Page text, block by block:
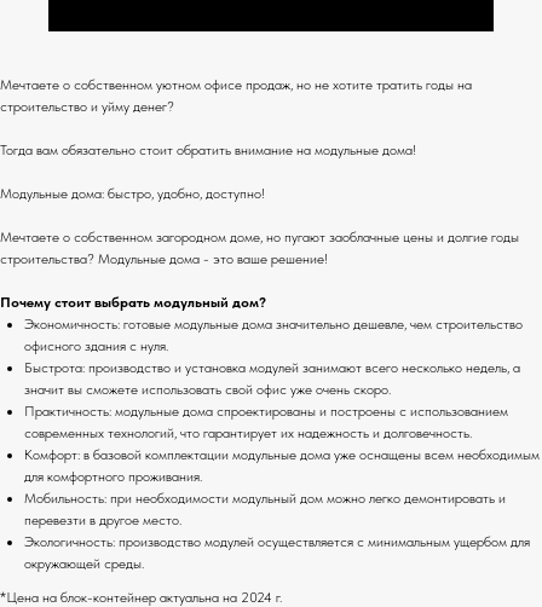
Мечтаете о собственном уютном офисе продаж, но не хотите тратить годы на
строительство и уйму денег?
Тогда вам обязательно стоит обратить внимание на модульные дома!
Модульные дома: быстро, удобно, доступно!
Мечтаете о собственном загородном доме, но пугают заоблачные цены и долгие годы
строительства? Модульные дома - это ваше решение!
Почему стоит выбрать модульный дом?
Экономичность: готовые модульные дома значительно дешевле, чем строительство
офисного здания с нуля.
Быстрота: производство и установка модулей занимают всего несколько недель, а
значит вы сможете использовать свой офис уже очень скоро.
Практичность: модульные дома спроектированы и построены с использованием
современных технологий, что гарантирует их надежность и долговечность.
Комфорт: в базовой комплектации модульные дома уже оснащены всем необходимым
для комфортного проживания.
Мобильность: при необходимости модульный дом можно легко демонтировать и
перевезти в другое место.
Экологичность: производство модулей осуществляется с минимальным ущербом для
окружающей среды.
*Цена на блок-контейнер актуальна на 2024 г.